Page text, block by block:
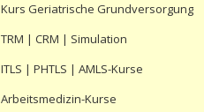
Kurs Geriatrische Grundversorgung
TRM | CRM | Simulation
ITLS | PHTLS | AMLS-Kurse
Arbeitsmedizin-Kurse